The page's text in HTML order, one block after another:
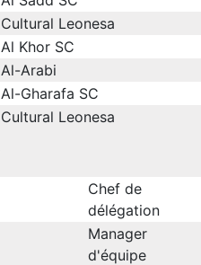
Cultural Leonesa
Al Khor SC
Al-Arabi
Al-Gharafa SC
Cultural Leonesa
Chef de
délégation
Manager
d'équipe